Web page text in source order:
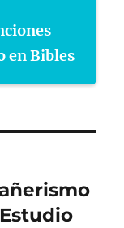
en Bibles